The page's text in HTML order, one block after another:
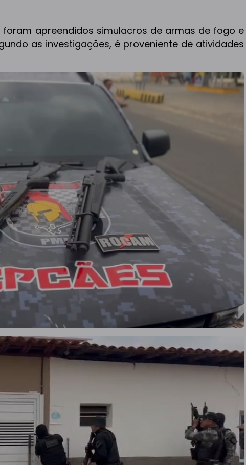
apreendidos simulacros de armas de fogo e
as investigações, é proveniente de atividades